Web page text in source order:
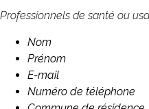
Professionnels de santé ou
Nom
Prénom
E-mail
Numéro de téléphone